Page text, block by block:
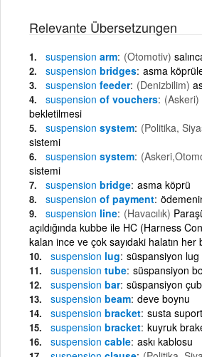
Relevante Übersetzungen
suspension arm (Otomotiv)
suspension bridges asma
suspension feeder (Denizbilim)
suspension of vouchers (Askeri)
bekletilmesi
suspension system (Politika,
sistemi
suspension system
sistemi
suspension bridge asma köprü
suspension of payment
suspension line (Havacılık)
açıldığında kubbe ile HC (Harness
kalan ince ve çok sayıdaki halatın her
suspension lug süspansiyon lug
suspension tube süspansiyon
suspension bar süspansiyon
suspension beam deve boynu
suspension bracket susta
suspension bracket kuyruk
suspension cable askı kablosu